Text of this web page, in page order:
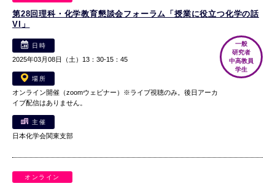
第28回理科・化学教育懇談会フォーラム「授業に役立つ化学の話
VI」
日時
2025年03月08日（土）13：30-15：45
場所
オンライン開催（zoomウェビナー）※ライブ視聴のみ。後日アーカ
イブ配信はありません。
主催
日本化学会関東支部
一般
研究者
中高教員
学生
オンライン